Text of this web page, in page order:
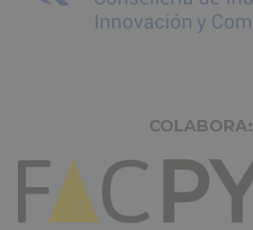
COLABORA: